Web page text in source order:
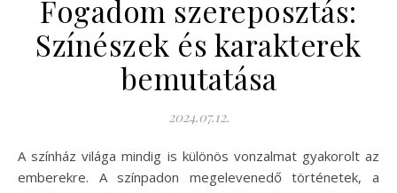
Fogadom szereposztás:
Színészek és karakterek
bemutatása
2024.07.12.
A színház világa mindig is különös vonzalmat gyakorolt az
emberekre. A színpadon megelevenedő történetek, a